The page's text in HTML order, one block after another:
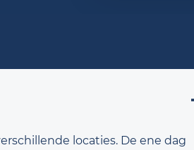
locaties. De ene dag